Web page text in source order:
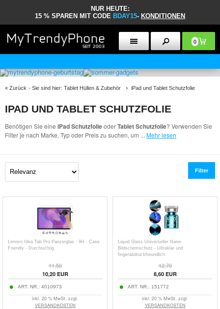
NUR HEUTE:
15 % SPAREN MIT CODE BDAY15- KONDITIONEN
0
« Zurück - Sie sind hier: Tablet Hüllen & Zubehör iPad und Tablet Schutzfolie
IPAD UND TABLET SCHUTZFOLIE
Benötigen Sie eine iPad SchutzfolieoderTablet Schutzfolie? Verwenden Sie
Filter je nach Marke, Typ oder Preis zu suchen, um ... Mehr lesen
Filter
Lenovo Idea Tab Pro Panzerglas - 9H - Case
Friendly - Durchsichtig
11,50
10,20EUR
ART. NR.: 4010973
inkl. 20 % MwSt. zzgl.
VERSANDKOSTEN
Liquid Glass Universeller Nano-
Bildschirmschutz - Ultraklar und
fingerabdruckfreundlich
12,70
8,60EUR
ART. NR.: 151772
inkl. 20 % MwSt. zzgl.
VERSANDKOSTEN